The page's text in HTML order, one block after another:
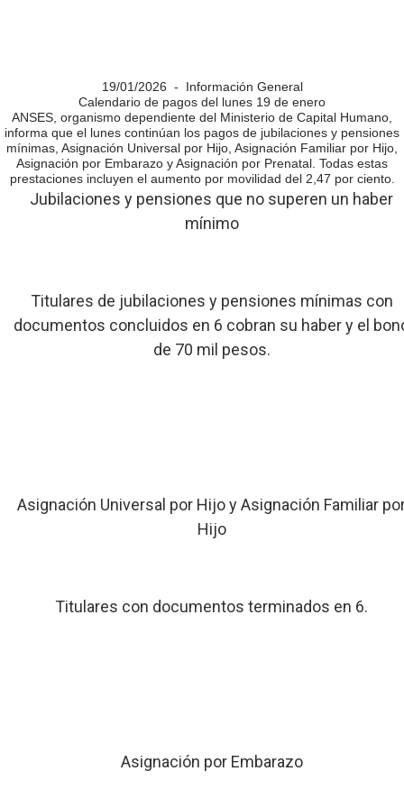
19/01/2026 - Información General
Calendario de pagos del lunes 19 de enero
ANSES, organismo dependiente del Ministerio de Capital Humano,
informa que el lunes continúan los pagos de jubilaciones y pensiones
mínimas, Asignación Universal por Hijo, Asignación Familiar por Hijo,
Asignación por Embarazo y Asignación por Prenatal. Todas estas
prestaciones incluyen el aumento por movilidad del 2,47 por ciento.
Jubilaciones y pensiones que no superen un haber
mínimo
Titulares de jubilaciones y pensiones mínimas con
documentos concluidos en 6 cobran su haber y el
de 70 mil pesos.
Asignación Universal por Hijo y Asignación Familiar
Hijo
Titulares con documentos terminados en 6.
Asignación por Embarazo